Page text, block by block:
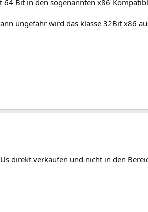
Bit in den sogenannten x86-
ungefähr wird das klasse 32Bit x86
direkt verkaufen und nicht in den